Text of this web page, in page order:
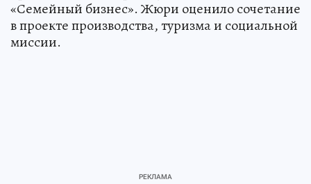
«Семейный бизнес». Жюри оценило сочетание
в проекте производства, туризма и социальной
миссии.